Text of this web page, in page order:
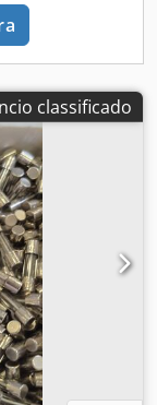
classificado